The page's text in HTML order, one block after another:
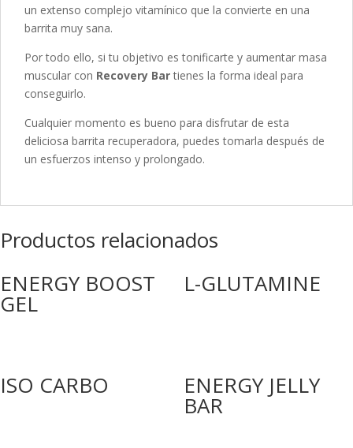
un extenso complejo vitamínico que la convierte en una
barrita muy sana.
Por todo ello, si tu objetivo es tonificarte y aumentar masa
muscular con Recovery Bartienes la forma ideal para
conseguirlo.
Cualquier momento es bueno para disfrutar de esta
deliciosa barrita recuperadora, puedes tomarla después de
un esfuerzos intenso y prolongado.
Productos relacionados
ENERGY BOOST
GEL
L-GLUTAMINE
ISO CARBO ENERGY JELLY
BAR